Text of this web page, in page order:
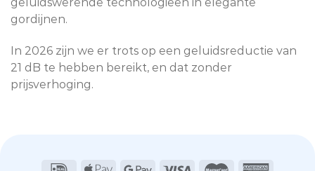
gordijnen.
In 2026 zijn we er trots op een geluidsreductie van
21 dB te hebben bereikt, en dat zonder
prijsverhoging.